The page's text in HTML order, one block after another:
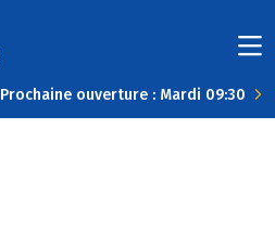
Prochaine ouverture : Mardi 09:30